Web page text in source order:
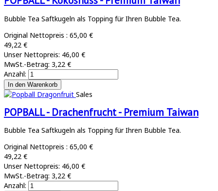
Bubble Tea Saftkugeln als Topping für Ihren Bubble Tea.
Original Nettopreis : 65,00 €
49,22 €
Unser Nettopreis: 46,00 €
MwSt.-Betrag: 3,22 €
Anzahl:
Sales
POPBALL - Drachenfrucht - Premium Taiwan
Bubble Tea Saftkugeln als Topping für Ihren Bubble Tea.
Original Nettopreis : 65,00 €
49,22 €
Unser Nettopreis: 46,00 €
MwSt.-Betrag: 3,22 €
Anzahl: